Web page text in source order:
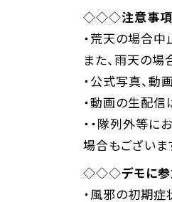
◇◇◇注意事項
・荒天の場合中
また、雨天の場
・公式写真、動
・動画の生配信
・・隊列外等に
場合もございま
◇◇◇デモに
・風邪の初期症